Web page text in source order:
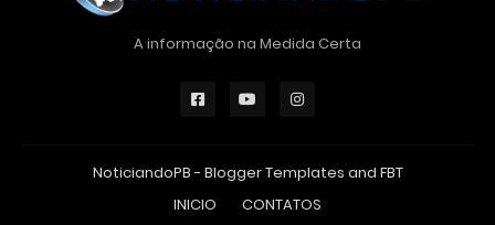
A informação na Medida Certa
NoticiandoPB - Blogger Templates and FBT
INICIO
CONTATOS